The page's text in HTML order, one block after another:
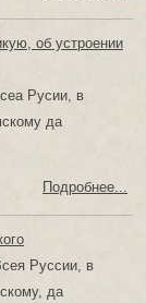
об устроении
Русии, в
да
Подробнее...
Руссии, в
да